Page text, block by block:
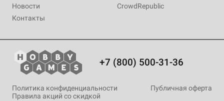
Новости
Контакты
CrowdRepublic
+7 (800) 500-31-36
Политика конфиденциальности
Публичная оферта
Правила акций со скидкой